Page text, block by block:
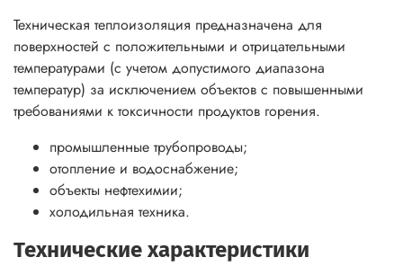
Техническая теплоизоляция предназначена для
поверхностей с положительными и отрицательными
температурами (с учетом допустимого диапазона
температур) за исключением объектов с повышенными
требованиями к токсичности продуктов горения.
промышленные трубопроводы;
отопление и водоснабжение;
объекты нефтехимии;
холодильная техника.
Технические характеристики